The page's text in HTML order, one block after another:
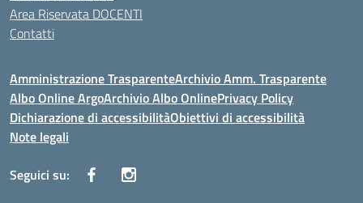
Area Riservata DOCENTI
Contatti
Amministrazione TrasparenteArchivio Amm. Trasparente
Albo Online ArgoArchivio Albo OnlinePrivacy Policy
Dichiarazione di accessibilitàObiettivi di accessibilità
Note legali
Seguici su: